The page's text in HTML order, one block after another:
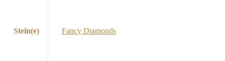
Stein(e) Fancy Diamonds